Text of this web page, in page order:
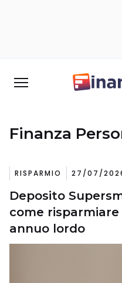
Finanza
RISPARMIO 27/07/
Deposito
come risparmiare
annuo lordo